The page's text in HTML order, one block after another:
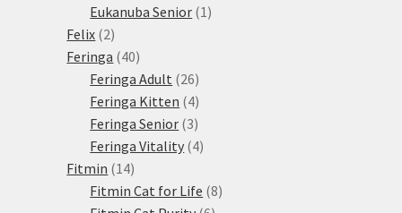
produkty
Eukanuba Senior 1 1
Felix 22
produkty
Feringa 4040
produktů
Feringa Adult 2626
produktů
Feringa Kitten 44
produkty
Feringa Senior 33
produkty
Feringa Vitality 44
Fitmin 1414
produktů
Fitmin Cat for Life 88